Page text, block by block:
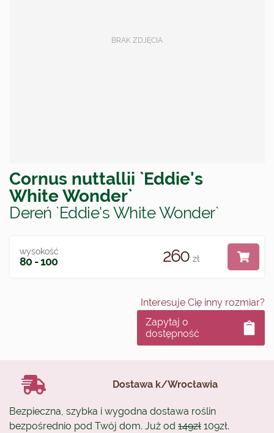
Cornus nuttallii `Eddie's
White Wonder`
Dereń `Eddie's White Wonder`
wysokość
80 - 100 260 zł
Interesuje Cię inny rozmiar?
Zapytaj o
dostępność
Dostawa k/Wrocławia
Bezpieczna, szybka i wygodna dostawa roślin
bezpośrednio pod Twój dom. Już od 149zł 109zł.